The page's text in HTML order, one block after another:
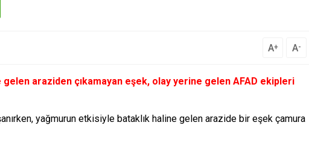
A+ A-
gelen araziden çıkamayan eşek, olay yerine gelen AFAD ekipleri
yağmurun etkisiyle bataklık haline gelen arazide bir eşek çamura